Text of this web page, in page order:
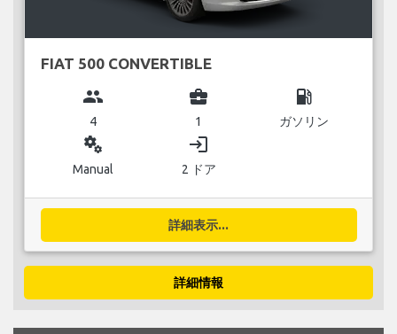
FIAT 500 CONVERTIBLE
group
4
business_center
1
local_gas_station
ガソリン
miscellaneous_services
Manual
login
2 ドア
詳細表示...
詳細情報